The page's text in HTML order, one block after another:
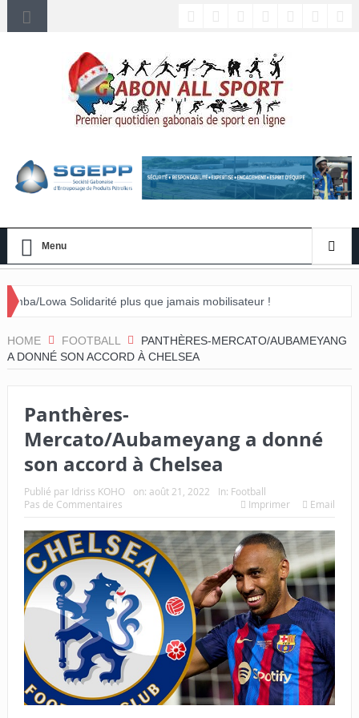
Menu
plus que jamais mobilisateur !
HOME FOOTBALL
PANTHÈRES-MERCATO/AUBAMEYANG
A DONNÉ SON ACCORD À CHELSEA
Panthères-
Mercato/Aubameyang a donné
son accord à Chelsea
Publié par Idriss KOHO on: août 21, 2022 In: Football
Pas de Commentaires
Imprimer Email